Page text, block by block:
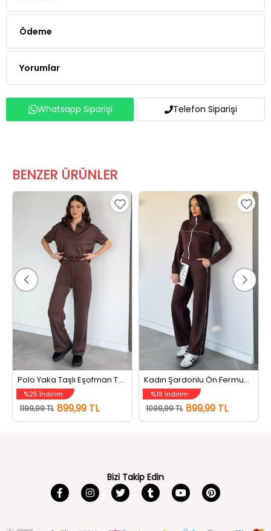
Ödeme
Yorumlar
Whatsapp Siparişi Telefon Siparişi
BENZER ÜRÜNLER
Polo Yaka Taşlı Eşofman Takım Kahve
%25 İndirim
1199,99 TL 899,99 TL
Kadın Şardonlu Ön Fermuarlı Biyeli Bel Lastikli Eşofman Takımı Kahve
%18 İndirim
1099,99 TL 899,99 TL
Bizi Takip Edin